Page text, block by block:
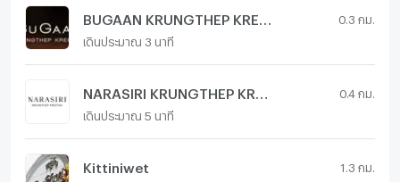
0.3 กม.
เดินประมาณ 3 นาที
0.4 กม.
เดินประมาณ 5 นาที
Kittiniwet 1.3 กม.